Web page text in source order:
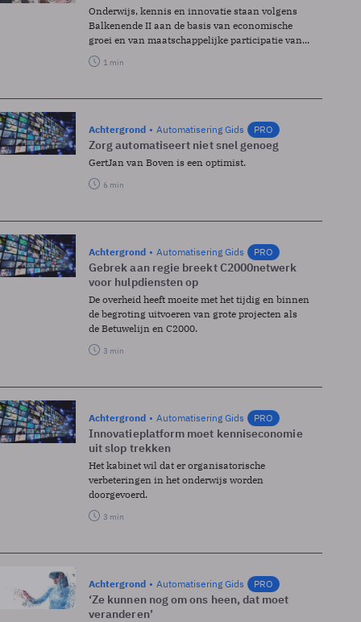
Onderwijs, kennis en innovatie staan volgens
Balkenende II aan de basis van economische
groei en van maatschappelijke participatie van...
1 min
Achtergrond Automatisering Gids PRO
Zorg automatiseert niet snel genoeg
Gert­Jan van Boven is een optimist.
6 min
Achtergrond Automatisering Gids PRO
Gebrek aan regie breekt C2000­netwerk
voor hulpdiensten op
De overheid heeft moeite met het tijdig en binnen
de begroting uitvoeren van grote projecten als
de Betuwelijn en C2000.
3 min
Achtergrond Automatisering Gids PRO
Innovatieplatform moet kenniseconomie
uit slop trekken
Het kabinet wil dat er organisatorische
verbeteringen in het onderwijs worden
doorgevoerd.
3 min
Achtergrond Automatisering Gids PRO
‘Ze kunnen nog om ons heen, dat moet
veranderen’